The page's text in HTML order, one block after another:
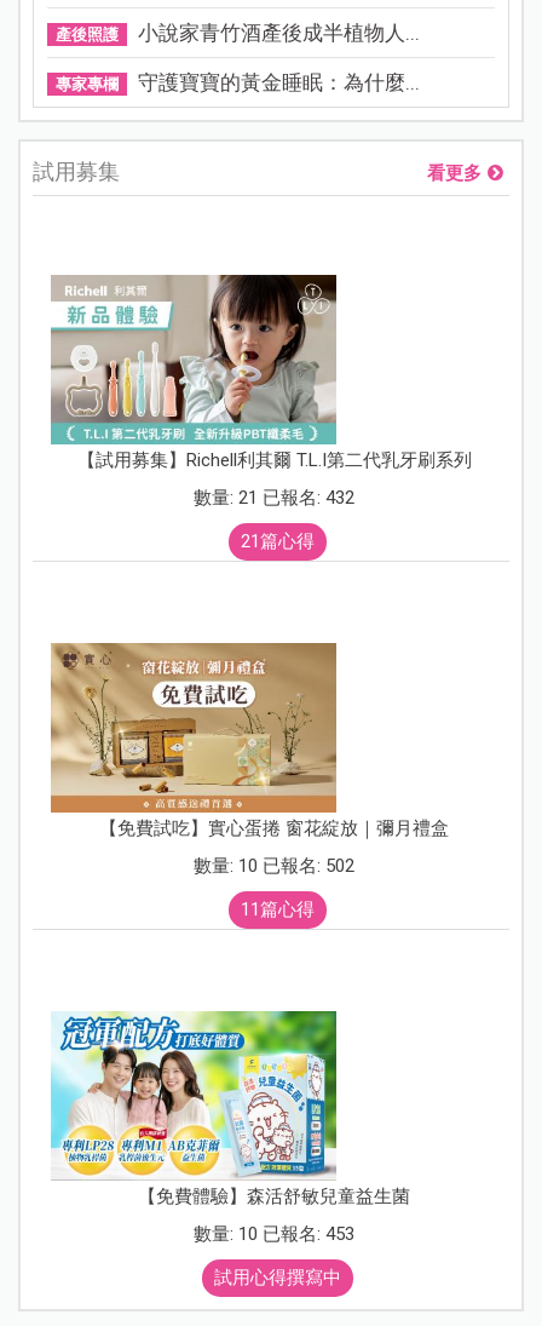
產後照護 小說家青竹酒產後成半植物人...
專家專欄 守護寶寶的黃金睡眠：為什麼...
試用募集 看更多
【試用募集】Richell利其爾 T.L.I第二代乳牙刷系列
數量: 21 已報名: 432
21篇心得
【免費試吃】實心蛋捲 窗花綻放｜彌月禮盒
數量: 10 已報名: 502
11篇心得
【免費體驗】森活舒敏兒童益生菌
數量: 10 已報名: 453
試用心得撰寫中